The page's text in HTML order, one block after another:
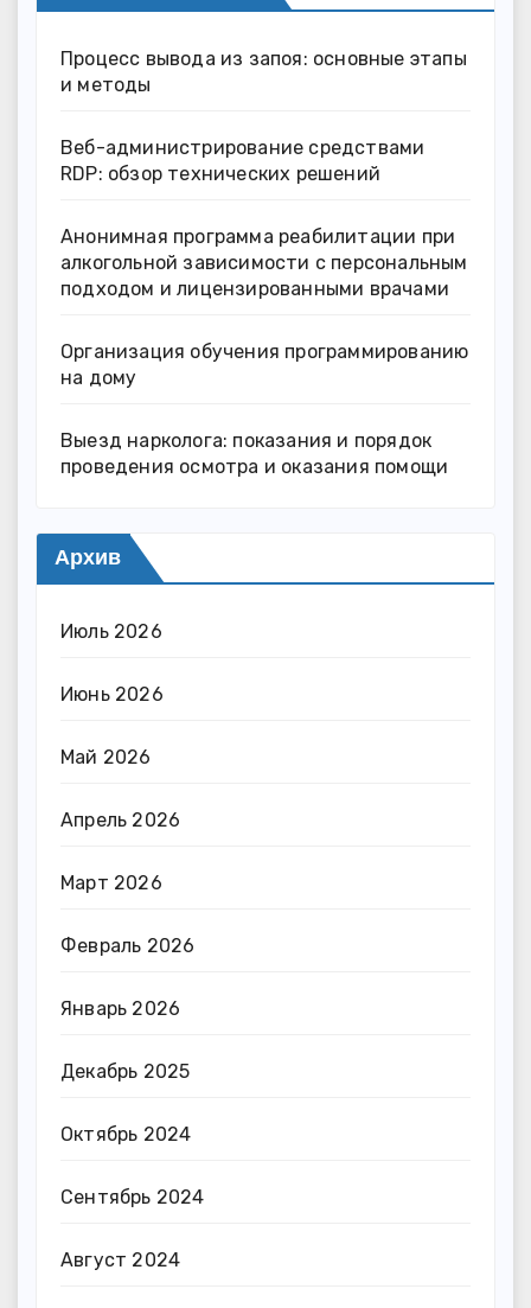
Процесс вывода из запоя: основные этапы
и методы
Веб-администрирование средствами
RDP: обзор технических решений
Анонимная программа реабилитации при
алкогольной зависимости с персональным
подходом и лицензированными врачами
Организация обучения программированию
на дому
Выезд нарколога: показания и порядок
проведения осмотра и оказания помощи
Архив
Июль 2026
Июнь 2026
Май 2026
Апрель 2026
Март 2026
Февраль 2026
Январь 2026
Декабрь 2025
Октябрь 2024
Сентябрь 2024
Август 2024